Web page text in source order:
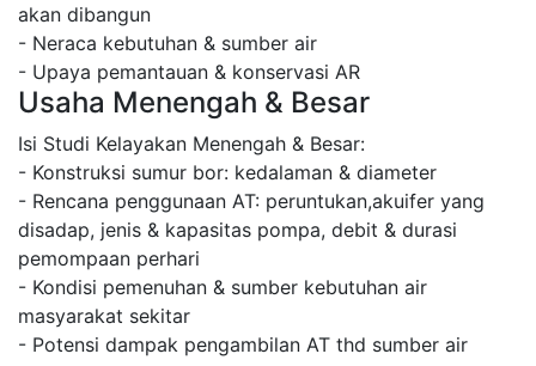
akan dibangun
- Neraca kebutuhan & sumber air
- Upaya pemantauan & konservasi AR
Usaha Menengah & Besar
Isi Studi Kelayakan Menengah & Besar:
- Konstruksi sumur bor: kedalaman & diameter
- Rencana penggunaan AT: peruntukan,akuifer yang
disadap, jenis & kapasitas pompa, debit & durasi
pemompaan perhari
- Kondisi pemenuhan & sumber kebutuhan air
masyarakat sekitar
- Potensi dampak pengambilan AT thd sumber air